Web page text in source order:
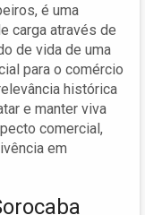
é uma
carga através de
de vida de uma
para o comércio
histórica
e manter viva
comercial,
em